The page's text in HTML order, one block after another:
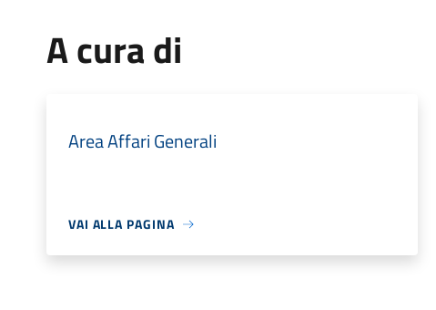
A cura di
Area Affari Generali
VAI ALLA PAGINA